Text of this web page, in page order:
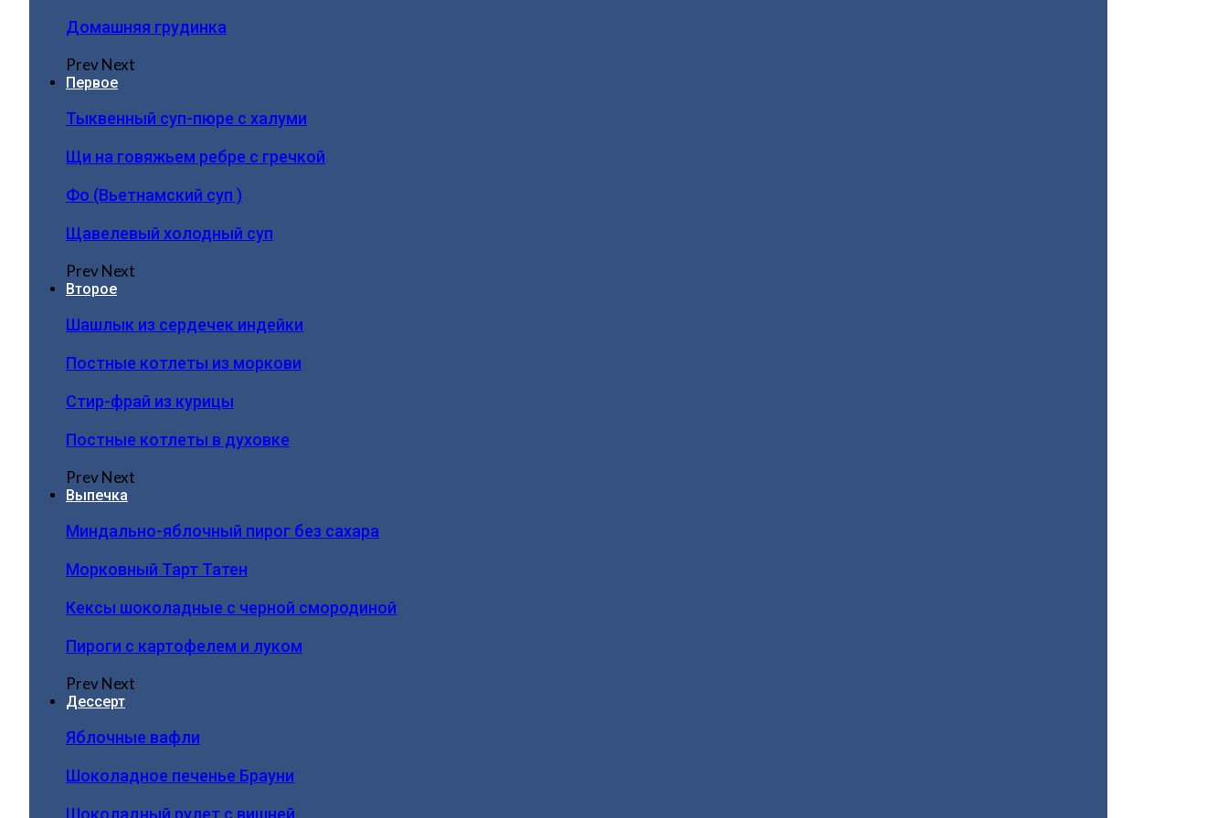
Домашняя грудинка
PrevNext
Первое
Тыквенный суп-пюре с халуми
Щи на говяжьем ребре с гречкой
Фо (Вьетнамский суп )
Щавелевый холодный суп
PrevNext
Второе
Шашлык из сердечек индейки
Постные котлеты из моркови
Стир-фрай из курицы
Постные котлеты в духовке
PrevNext
Выпечка
Миндально-яблочный пирог без сахара
Морковный Тарт Татен
Кексы шоколадные с черной смородиной
Пироги c картофелем и луком
PrevNext
Дессерт
Яблочные вафли
Шоколадное печенье Брауни
Шоколадный рулет с вишней